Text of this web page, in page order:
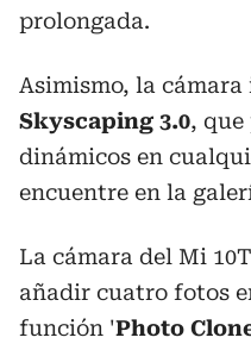
prolongada.
Asimismo, la
Skyscaping 3.0,
dinámicos en
encuentre en la
La cámara del Mi
añadir cuatro fotos
función 'Photo